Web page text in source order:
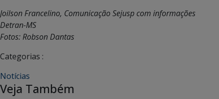
Joilson Francelino, Comunicação Sejusp com informações
Detran-MS
Fotos: Robson Dantas
Categorias :
Notícias
Veja Também